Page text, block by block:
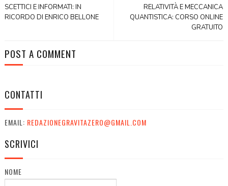
RELATIVITÀ E MECCANICA
QUANTISTICA: CORSO ONLINE
GRATUITO
SCETTICI E INFORMATI: IN
RICORDO DI ENRICO BELLONE
POST A COMMENT
CONTATTI
EMAIL: REDAZIONEGRAVITAZERO@GMAIL.COM
SCRIVICI
NOME